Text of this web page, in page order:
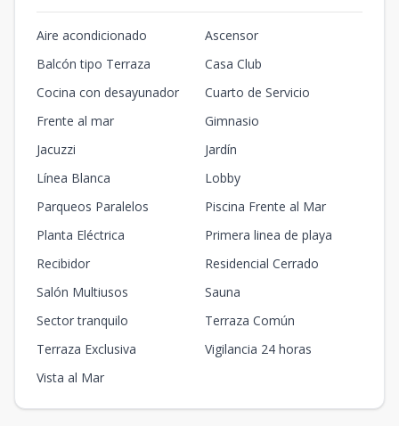
Aire acondicionado
Ascensor
Balcón tipo Terraza
Casa Club
Cocina con desayunador
Cuarto de Servicio
Frente al mar
Gimnasio
Jacuzzi
Jardín
Línea Blanca
Lobby
Parqueos Paralelos
Piscina Frente al Mar
Planta Eléctrica
Primera linea de playa
Recibidor
Residencial Cerrado
Salón Multiusos
Sauna
Sector tranquilo
Terraza Común
Terraza Exclusiva
Vigilancia 24 horas
Vista al Mar